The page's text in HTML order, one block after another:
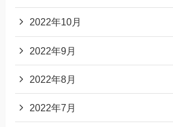
2022年10月
2022年9月
2022年8月
2022年7月